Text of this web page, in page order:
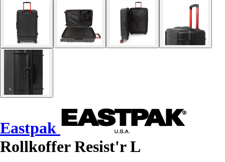
Eastpak
Rollkoffer Resist'r L